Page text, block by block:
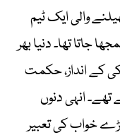
والی ایک ٹیم
جاتا تھا۔ دنیا بھر
کے انداز، حکمت
تھے۔ انہی دنوں
خواب کی تعبیر